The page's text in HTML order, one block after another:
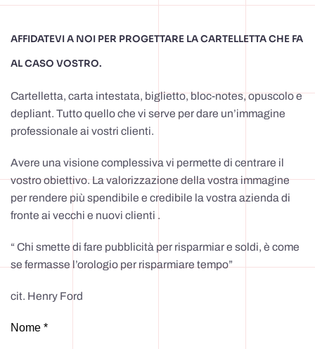
AFFIDATEVI A NOI PER PROGETTARE LA CARTELLETTA CHE FA
AL CASO VOSTRO.
Cartelletta, carta intestata, biglietto, bloc-notes, opuscolo e
depliant. Tutto quello che vi serve per dare un’immagine
professionale ai vostri clienti.
Avere una visione complessiva vi permette di centrare il
vostro obiettivo. La valorizzazione della vostra immagine
per rendere più spendibile e credibile la vostra azienda di
fronte ai vecchi e nuovi clienti .
“ Chi smette di fare pubblicità per risparmiar e soldi, è come
se fermasse l’orologio per risparmiare tempo”
cit. Henry Ford
Nome *